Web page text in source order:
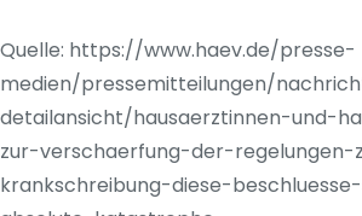
Quelle: https://www.haev.de/presse-
medien/pressemitteilungen/
detailansicht/hausaerztinnen-und-
zur-verschaerfung-der-regelungen-
krankschreibung-diese-